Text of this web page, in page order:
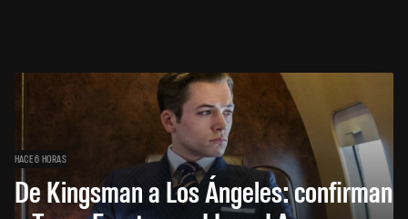
HACE 6 HORAS
De Kingsman a Los Ángeles: confirman